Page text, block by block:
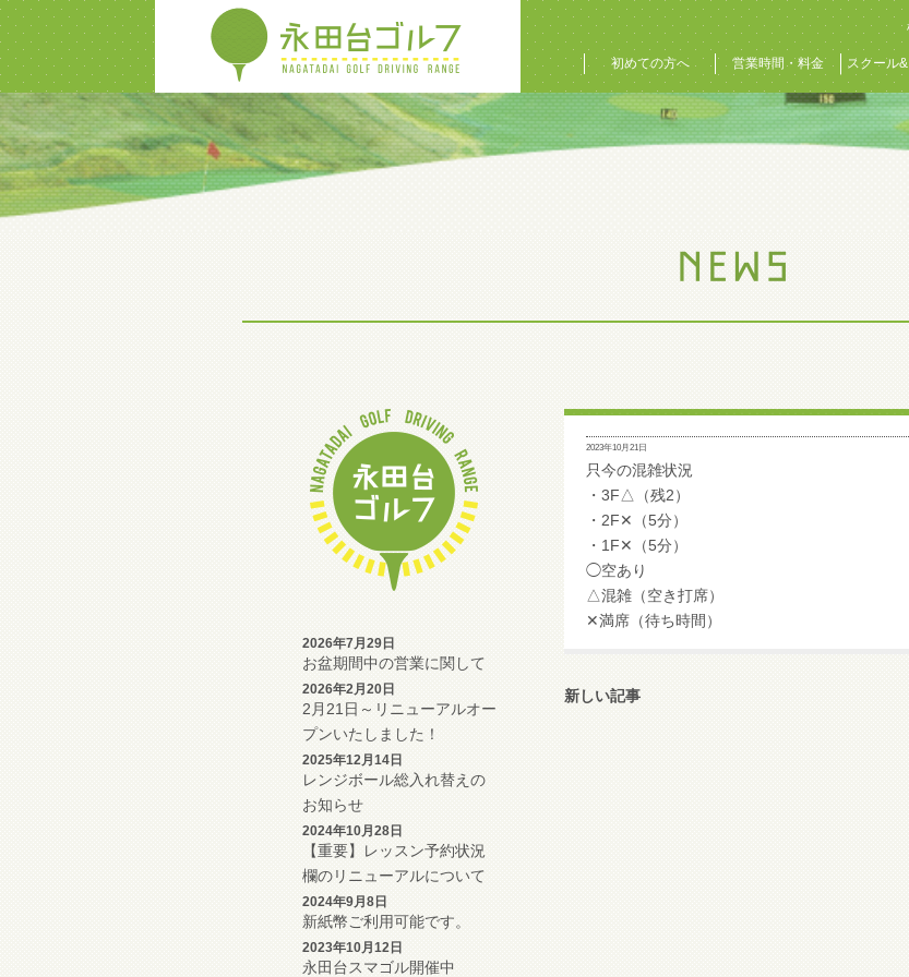
初めての方へ 営業時間・料金 スクール
2026年7月29日
お盆期間中の営業に関して
2026年2月20日
2月21日～リニューアルオー
プンいたしました！
2025年12月14日
レンジボール総入れ替えの
お知らせ
2024年10月28日
【重要】レッスン予約状況
欄のリニューアルについて
2024年9月8日
新紙幣ご利用可能です。
2023年10月12日
永田台スマゴル開催中
2023年10月21日
只今の混雑状況
・3F△（残2）
・2F✕（5分）
・1F✕（5分）
◯空あり
△混雑（空き打席）
✕満席（待ち時間）
新しい記事